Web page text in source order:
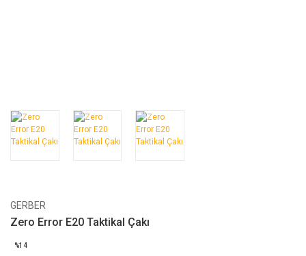
GERBER
Zero Error E20 Taktikal Çakı
%14